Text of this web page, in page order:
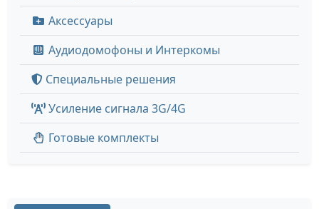
Аксессуары
Аудиодомофоны и Интеркомы
Специальные решения
Усиление сигнала 3G/4G
Готовые комплекты